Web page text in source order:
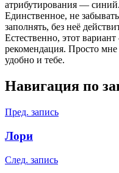
атрибутирования —
Единственное, не
заполнять, без неё
Естественно, этот
рекомендация. Просто
удобно и тебе.
Навигация по
Пред. запись
Лори
След. запись